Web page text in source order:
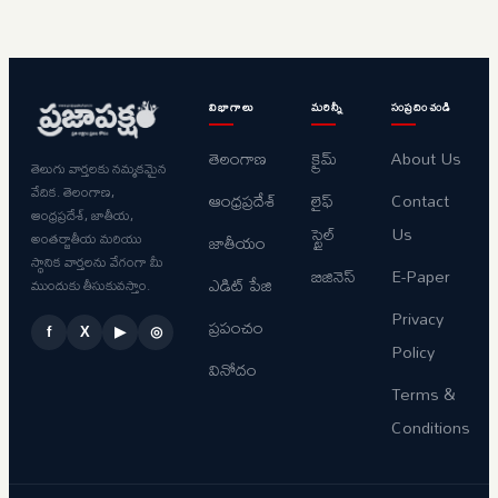
తెలుగు వార్తలకు నమ్మకమైన
వేదిక. తెలంగాణ,
ఆంధ్రప్రదేశ్, జాతీయ,
అంతర్జాతీయ మరియు
స్థానిక వార్తలను వేగంగా మీ
ముందుకు తీసుకువస్తాం.
f X ▶ ◎
విభాగాలు
తెలంగాణ
ఆంధ్రప్రదేశ్
జాతీయం
ఎడిట్ పేజి
ప్రపంచం
వినోదం
మరిన్నీ
క్రైమ్
లైఫ్
స్టైల్
బిజినెస్
సంప్రదించండి
About Us
Contact
Us
E-Paper
Privacy
Policy
Terms &
Conditions